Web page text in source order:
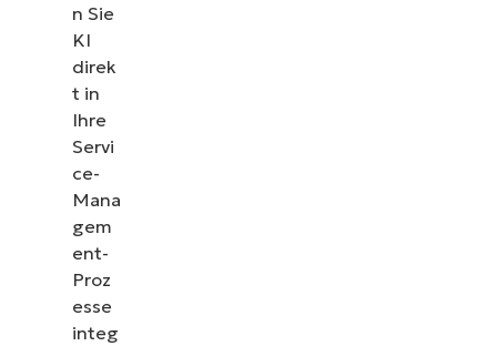
n Sie
KI
direk
t in
Ihre
Servi
ce-
Mana
gem
ent-
Proz
esse
integ